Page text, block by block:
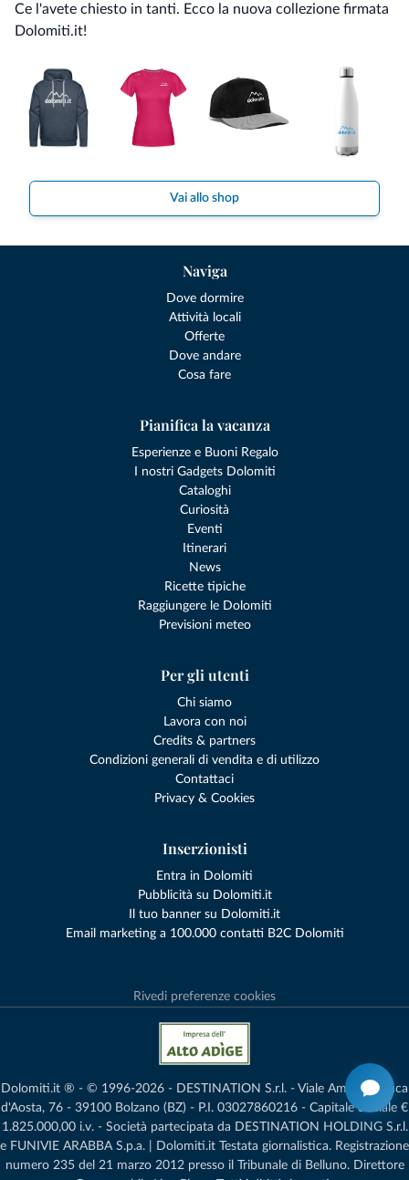
Ce l'avete chiesto in tanti. Ecco la nuova collezione firmata
Dolomiti.it!
Vai allo shop
Naviga
Dove dormire
Attività locali
Offerte
Dove andare
Cosa fare
Pianifica la vacanza
Esperienze e Buoni Regalo
I nostri Gadgets Dolomiti
Cataloghi
Curiosità
Eventi
Itinerari
News
Ricette tipiche
Raggiungere le Dolomiti
Previsioni meteo
Per gli utenti
Chi siamo
Lavora con noi
Credits & partners
Condizioni generali di vendita e di utilizzo
Contattaci
Privacy & Cookies
Inserzionisti
Entra in Dolomiti
Pubblicità su Dolomiti.it
Il tuo banner su Dolomiti.it
Email marketing a 100.000 contatti B2C Dolomiti
Rivedi preferenze cookies
Dolomiti.it ® - © 1996-2026 - DESTINATION S.r.l. - Viale Amedeo Duca
d'Aosta, 76 - 39100 Bolzano (BZ) - P.I. 03027860216 - Capitale Sociale €
1.825.000,00 i.v. - Società partecipata da DESTINATION HOLDING S.r.l.
e FUNIVIE ARABBA S.p.a. | Dolomiti.it Testata giornalistica. Registrazione
numero 235 del 21 marzo 2012 presso il Tribunale di Belluno.­ Direttore